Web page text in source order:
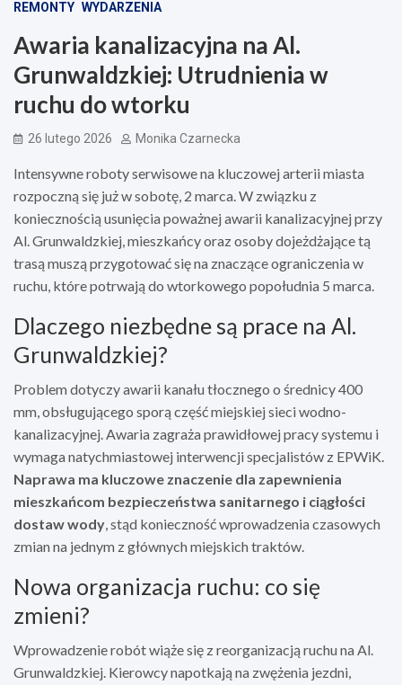
REMONTY WYDARZENIA
Awaria kanalizacyjna na Al.
Grunwaldzkiej: Utrudnienia w
ruchu do wtorku
26 lutego 2026 Monika Czarnecka
Intensywne roboty serwisowe na kluczowej arterii miasta
rozpoczną się już w sobotę, 2 marca. W związku z
koniecznością usunięcia poważnej awarii kanalizacyjnej przy
Al. Grunwaldzkiej, mieszkańcy oraz osoby dojeżdżające tą
trasą muszą przygotować się na znaczące ograniczenia w
ruchu, które potrwają do wtorkowego popołudnia 5 marca.
Dlaczego niezbędne są prace na Al.
Grunwaldzkiej?
Problem dotyczy awarii kanału tłocznego o średnicy 400
mm, obsługującego sporą część miejskiej sieci wodno-
kanalizacyjnej. Awaria zagraża prawidłowej pracy systemu i
wymaga natychmiastowej interwencji specjalistów z EPWiK.
Naprawa ma kluczowe znaczenie dla zapewnienia
mieszkańcom bezpieczeństwa sanitarnego i ciągłości
dostaw wody, stąd konieczność wprowadzenia czasowych
zmian na jednym z głównych miejskich traktów.
Nowa organizacja ruchu: co się
zmieni?
Wprowadzenie robót wiąże się z reorganizacją ruchu na Al.
Grunwaldzkiej. Kierowcy napotkają na zwężenia jezdni,